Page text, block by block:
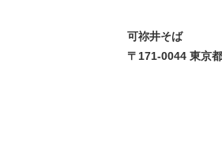
可祢井そば
〒171-0044 東京